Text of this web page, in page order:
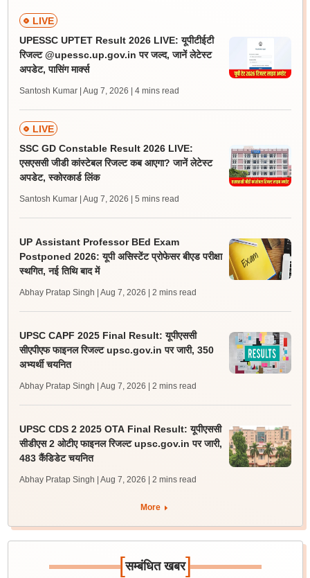
LIVE
UPESSC UPTET Result 2026 LIVE: यूपीटीईटी
रिजल्ट @upessc.up.gov.in पर जल्द, जानें लेटेस्ट
अपडेट, पासिंग मार्क्स
Santosh Kumar | Aug 7, 2026 | 4 mins read
LIVE
SSC GD Constable Result 2026 LIVE:
एसएससी जीडी कांस्टेबल रिजल्ट कब आएगा? जानें लेटेस्ट
अपडेट, स्कोरकार्ड लिंक
Santosh Kumar | Aug 7, 2026 | 5 mins read
UP Assistant Professor BEd Exam
Postponed 2026: यूपी असिस्टेंट प्रोफेसर बीएड परीक्षा
स्थगित, नई तिथि बाद में
Abhay Pratap Singh | Aug 7, 2026 | 2 mins read
UPSC CAPF 2025 Final Result: यूपीएससी
सीएपीएफ फाइनल रिजल्ट upsc.gov.in पर जारी, 350
अभ्यर्थी चयनित
Abhay Pratap Singh | Aug 7, 2026 | 2 mins read
UPSC CDS 2 2025 OTA Final Result: यूपीएससी
सीडीएस 2 ओटीए फाइनल रिजल्ट upsc.gov.in पर जारी,
483 कैंडिडेट चयनित
Abhay Pratap Singh | Aug 7, 2026 | 2 mins read
More
[सम्बंधित खबर]